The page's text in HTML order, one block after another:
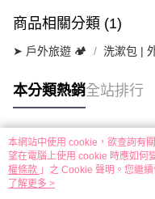
商品相關分類 (1)
➤ 戶外旅遊 🏕 洗漱包 |
本分類熱銷全站排行
熱門標籤
本網站中使用 cookie，欲查詢有
望在電腦上使用 cookie 時應如何
權條款 」之 Cookie 聲明。您繼
用條款之 Cookie 聲明使用 cookie
了解更多 >